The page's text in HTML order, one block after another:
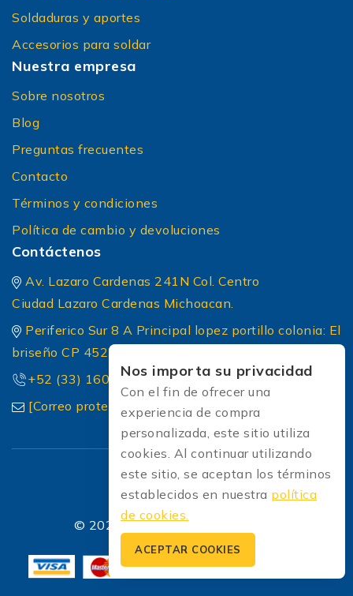
Soldaduras y aportes
Accesorios para soldar
Nuestra empresa
Sobre nosotros
Blog
Preguntas frecuentes
Contacto
Términos y condiciones
Política de cambio y devoluciones
Contáctenos
Av. Lazaro Cardenas 241N Col. Centro
Ciudad Lazaro Cardenas Michoacan.
Periferico Sur 8 A Principal lopez portillo colonia: El
briseño CP 45236 Zapopan Jalisco
+52 (33) 1604 5032
[Correo protected]
© 2026 Soldadoras Soldaexpress
Nos importa su privacidad
Con el fin de ofrecer una
experiencia de compra
personalizada, este sitio utiliza
cookies. Al continuar utilizando
este sitio, se aceptan los términos
establecidos en nuestra política
de cookies.
ACEPTAR COOKIES